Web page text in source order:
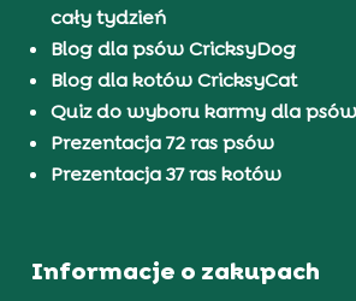
cały tydzień
Blog dla psów CricksyDog
Blog dla kotów CricksyCat
Quiz do wyboru karmy dla psów
Prezentacja 72 ras psów
Prezentacja 37 ras kotów
Informacje o zakupach